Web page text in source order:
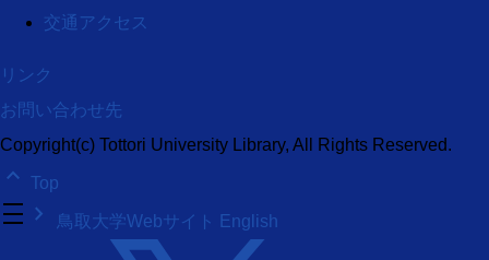
交通アクセス
リンク
お問い合わせ先
Copyright(c) Tottori University Library, All Rights Reserved.
keyboard_arrow_up Top
density_medium keyboard_arrow_right 鳥取大学Webサイト English